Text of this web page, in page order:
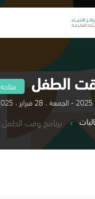
الطفل متاحة
برنامج وقت الطفل